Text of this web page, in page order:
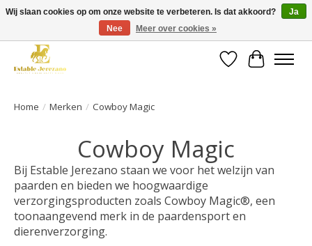
Gratis verzending vanaf €49 op een groot deel van ons assortiment
Verlanglijst
Home / Merken / Cowboy Magic
Cowboy Magic
Bij Estable Jerezano staan we voor het welzijn van
paarden en bieden we hoogwaardige
verzorgingsproducten zoals Cowboy Magic®, een
toonaangevend merk in de paardensport en
dierenverzorging.
Wij slaan cookies op om onze website te verbeteren. Is dat akkoord?
Ja
Nee
Meer over cookies »